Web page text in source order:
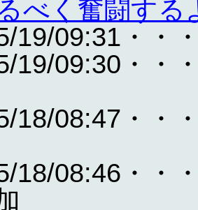
べく奮闘する
19/09:31・・
19/09:30・・
18/08:47・・
18/08:46・・